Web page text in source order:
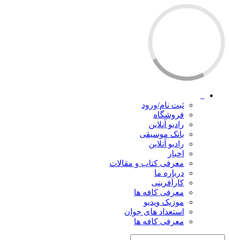
ثبت نام/ورود
فروشگاه
رادیو آنلاین
بانک موسیقی
رادیو آنلاین
اخبار
معرفی کتاب و مقالات
درباره ما
کارآفرینی
معرفی کافه ها
موزیک ویدیو
استعداد های جوان
معرفی کافه ها